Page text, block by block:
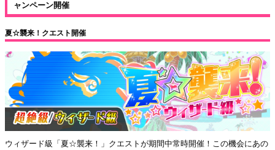
ャンペーン開催
夏☆襲来！クエスト開催
ウィザード級「夏☆襲来！」クエストが期間中常時開催！この機会にあの